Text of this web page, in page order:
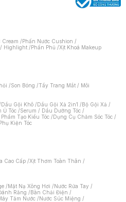
Cream /Phấn Nước Cushion /
Highlight /Phấn Phủ /Xịt Khoá Makeup
/Son Bóng /Tẩy Trang Mắt / Môi
/Dầu Gội Khô /Dầu Gội Xả 2in1 /Bộ Gội Xả /
Ủ Tóc /Serum / Dầu Dưỡng Tóc /
Tạo Kiểu Tóc /Dụng Cụ Chăm Sóc Tóc /
Phụ Kiện Tóc
Cao Cấp /Xịt Thơm Toàn Thân /
/Mặt Nạ Xông Hơi /Nước Rửa Tay /
Răng /Bàn Chải Điện /
Tăm Nước /Nước Súc Miệng /